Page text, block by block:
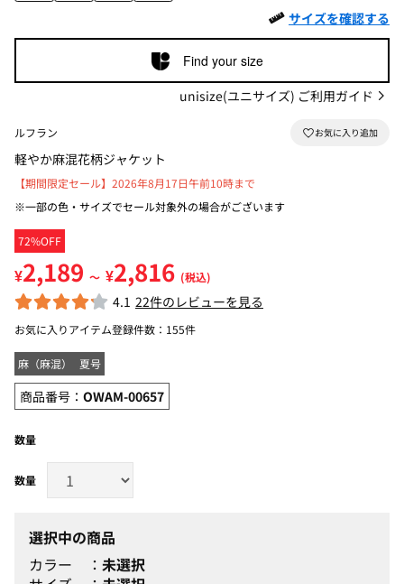
サイズを確認する
Find your size
unisize(ユニサイズ) ご利用ガイド
ルフラン
軽やか麻混花柄ジャケット
72%OFF
【期間限定セール】2026年8月17日午前10時まで
※一部の色・サイズでセール対象外の場合がございます
¥2,189 ～ ¥2,816 (税込)
4.1 22件のレビューを見る
お気に入りアイテム登録件数： 155件
麻（麻混） 夏号
商品番号： OWAM-00657
数量
選択中の商品
カラー
未選択